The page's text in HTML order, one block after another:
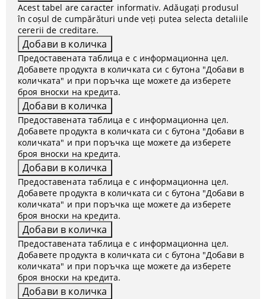
Acest tabel are caracter informativ. Adăugați produsul
în coșul de cumpărături unde veți putea selecta detaliile
cererii de creditare.
Предоставената таблица е с информационна цел.
Добавете продукта в количката си с бутона "Добави в
количката" и при поръчка ще можете да изберете
броя вноски на кредита.
Предоставената таблица е с информационна цел.
Добавете продукта в количката си с бутона "Добави в
количката" и при поръчка ще можете да изберете
броя вноски на кредита.
Предоставената таблица е с информационна цел.
Добавете продукта в количката си с бутона "Добави в
количката" и при поръчка ще можете да изберете
броя вноски на кредита.
Предоставената таблица е с информационна цел.
Добавете продукта в количката си с бутона "Добави в
количката" и при поръчка ще можете да изберете
броя вноски на кредита.